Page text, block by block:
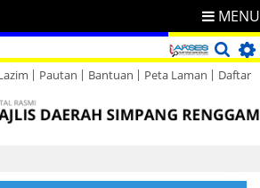
MENU
Pautan Bantuan Peta Laman Daftar